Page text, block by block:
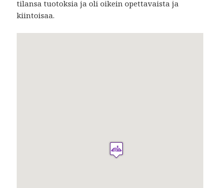
tilansa tuotoksia ja oli oikein opettavaista ja
kiintoisaa.